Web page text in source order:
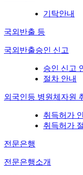
기탁안내
국외반출 등
국외반출승인 신고
승인 신고
절차 안내
외국인등 병원체자원
취득허가
취득허가
전문은행
전문은행소개